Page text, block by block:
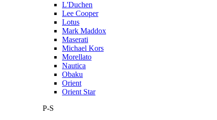
L'Duchen
Lee Cooper
Lotus
Mark Maddox
Maserati
Michael Kors
Morellato
Nautica
Obaku
Orient
Orient Star
P-S